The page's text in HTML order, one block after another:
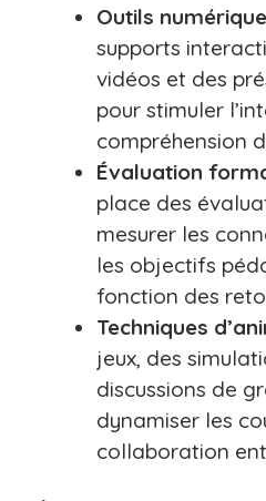
Outils
supports
vidéos et des
pour stimuler
compréhension
Évaluation
place des
mesurer les
les objectifs
fonction des
Techniques
jeux, des
discussions de
dynamiser les
collaboration